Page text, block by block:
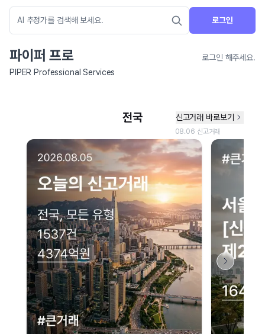
로그인
파이퍼 프로
로그인 해주세요.
PIPER Professional Services
네이버 지도 연결 안내
현재 네이버 지도 연결이 원활하지 않아 지도를 불러올 수 없습니다.
이용에 불편을 드려 죄송합니다.
다시 시도